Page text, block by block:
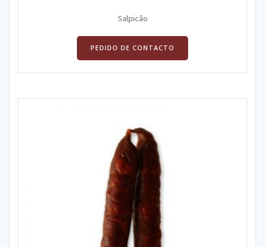
Salpicão
PEDIDO DE CONTACTO